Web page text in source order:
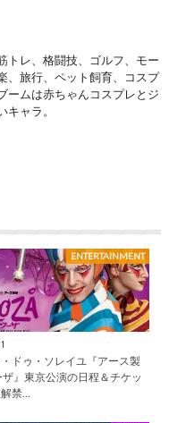
トレ、格闘技、ゴルフ、モー
、旅行、ペット飼育、コスプ
ームは赤ちゃんコスプレとジ
キャラ。
ENTERTAINMENT
ドゥ・ソレイユ『アース製
ザ』東京公演の日程＆チケッ
禁…